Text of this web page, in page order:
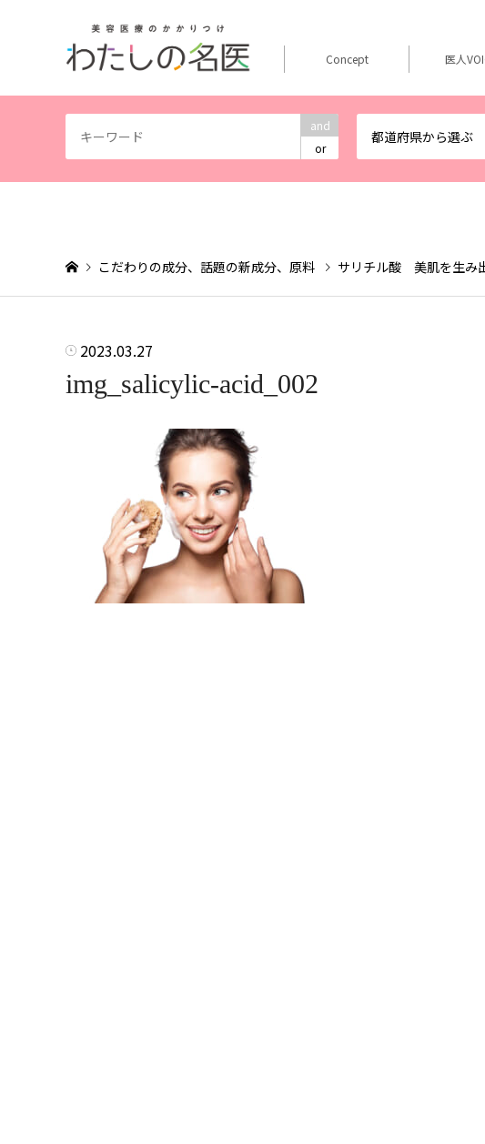
and
or
都道府県から選ぶ
Concept 医人
こだわりの成分、話題の新成分、原料 サリチル酸 美肌を生み
2023.03.27
img_salicylic-acid_002